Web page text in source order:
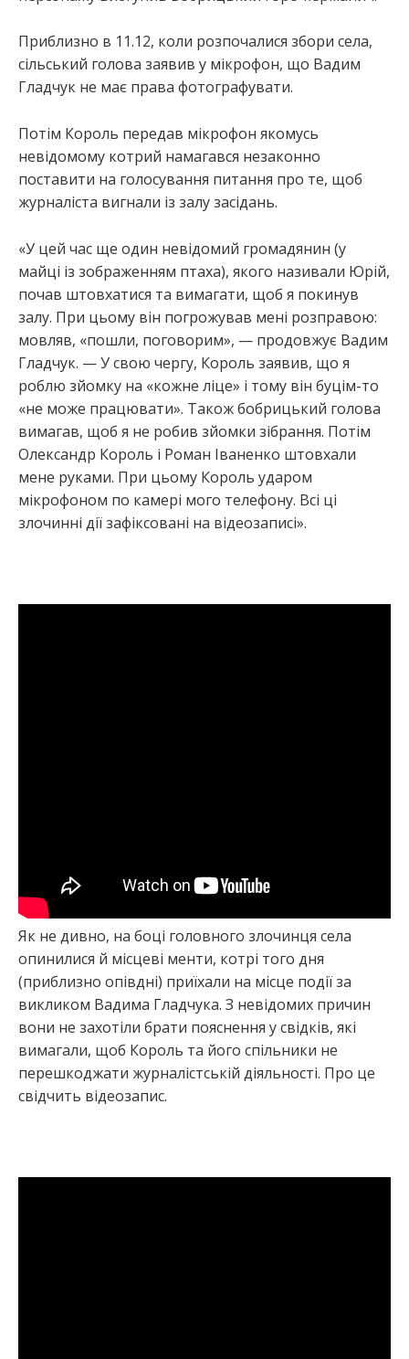
Приблизно в 11.12, коли розпочалися збори села,
сільський голова заявив у мікрофон, що Вадим
Гладчук не має права фотографувати.
Потім Король передав мікрофон якомусь
невідомому котрий намагався незаконно
поставити на голосування питання про те, щоб
журналіста вигнали із залу засідань.
«У цей час ще один невідомий громадянин (у
майці із зображенням птаха), якого називали Юрій,
почав штовхатися та вимагати, щоб я покинув
залу. При цьому він погрожував мені розправою:
мовляв, «пошли, поговорим», — продовжує Вадим
Гладчук. — У свою чергу, Король заявив, що я
роблю зйомку на «кожне ліце» і тому він буцім-то
«не може працювати». Також бобрицький голова
вимагав, щоб я не робив зйомки зібрання. Потім
Олександр Король і Роман Іваненко штовхали
мене руками. При цьому Король ударом
мікрофоном по камері мого телефону. Всі ці
злочинні дії зафіксовані на відеозаписі».
Як не дивно, на боці головного злочинця села
опинилися й місцеві менти, котрі того дня
(приблизно опівдні) приїхали на місце події за
викликом Вадима Гладчука. З невідомих причин
вони не захотіли брати пояснення у свідків, які
вимагали, щоб Король та його спільники не
перешкоджати журналістській діяльності. Про це
свідчить відеозапис.